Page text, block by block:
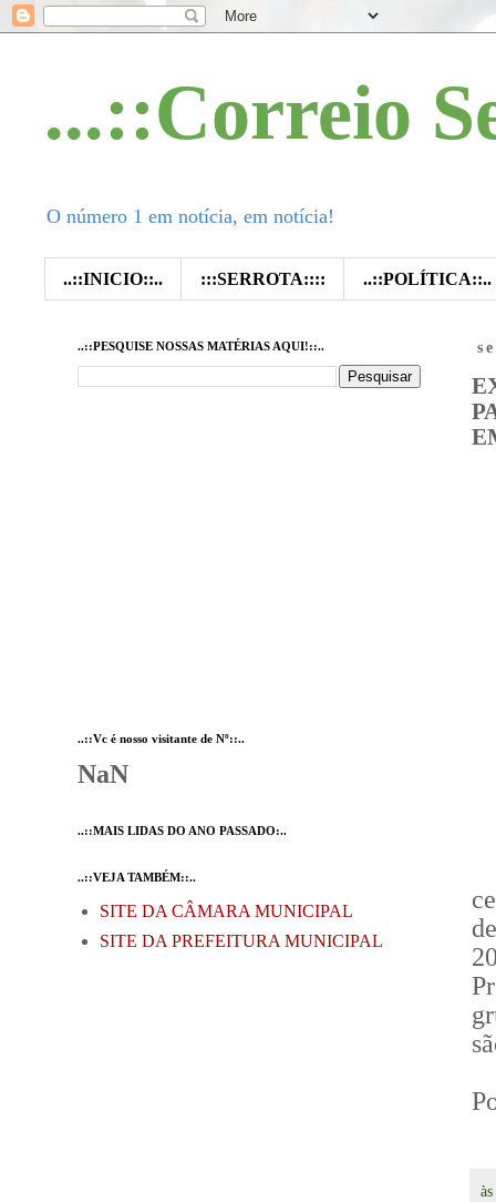
...::Correio
O número 1 em notícia, em notícia!
..::INICIO::.. :::SERROTA:::: ..::POLÍTICA::..
às
..::PESQUISE NOSSAS MATÉRIAS AQUI!::..
..::Vc é nosso visitante de Nº::..
NaN
..::MAIS LIDAS DO ANO PASSADO:..
..::VEJA TAMBÉM::..
SITE DA CÂMARA MUNICIPAL
SITE DA PREFEITURA MUNICIPAL